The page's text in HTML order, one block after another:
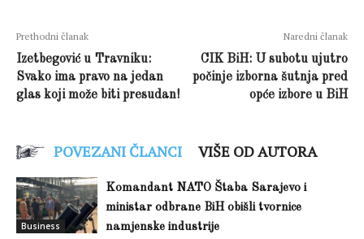
Prethodni članak
Izetbegović u Travniku:
Svako ima pravo na jedan
glas koji može biti presudan!
Naredni članak
CIK BiH: U subotu ujutro
počinje izborna šutnja pred
opće izbore u BiH
POVEZANI ČLANCI VIŠE OD AUTORA
Business
Komandant NATO Štaba Sarajevo i
ministar odbrane BiH obišli tvornice
namjenske industrije